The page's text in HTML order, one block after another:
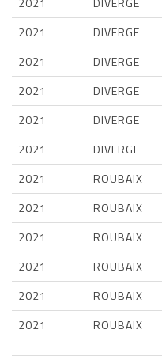
2021
DIVERGE
2021
DIVERGE
2021
DIVERGE
2021
DIVERGE
2021
DIVERGE
2021
ROUBAIX
2021
ROUBAIX
2021
ROUBAIX
2021
ROUBAIX
2021
ROUBAIX
2021
ROUBAIX